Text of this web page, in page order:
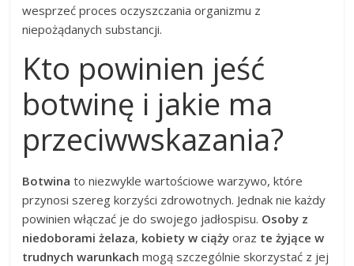
wesprzeć proces oczyszczania organizmu z
niepożądanych substancji.
Kto powinien jeść
botwinę i jakie ma
przeciwwskazania?
Botwina to niezwykle wartościowe warzywo, które
przynosi szereg korzyści zdrowotnych. Jednak nie każdy
powinien włączać je do swojego jadłospisu. Osoby z
niedoborami żelaza, kobiety w ciąży oraz te żyjące w
trudnych warunkach mogą szczególnie skorzystać z jej